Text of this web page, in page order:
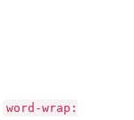
word-wrap: